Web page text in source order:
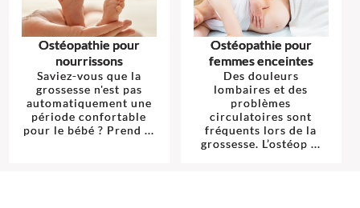
Ostéopathie pour
nourrissons
Saviez-vous que la
grossesse n'est pas
automatiquement une
période confortable
pour le bébé ? Prend ...
Ostéopathie pour
femmes enceintes
Des douleurs
lombaires et des
problèmes
circulatoires sont
fréquents lors de la
grossesse. L’ostéop ...